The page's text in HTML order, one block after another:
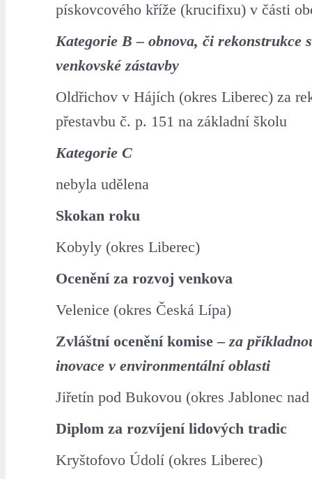
pískovcového kříže (krucifixu) v části
Kategorie B – obnova, či rekonstrukce
venkovské zástavby
Oldřichov v Hájích (okres Liberec) za
přestavbu č. p. 151 na základní školu
Kategorie C
nebyla udělena
Skokan roku
Kobyly (okres Liberec)
Ocenění za rozvoj venkova
Velenice (okres Česká Lípa)
Zvláštní ocenění komise –za
inovace v environmentální oblasti
Jiřetín pod Bukovou (okres Jablonec
Diplom za rozvíjení lidových tradic
Kryštofovo Údolí (okres Liberec)